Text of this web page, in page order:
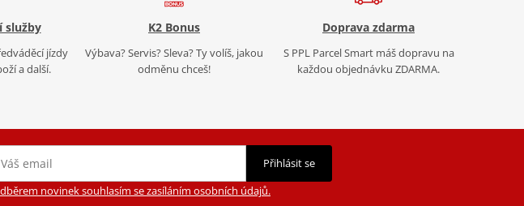
služby
jízdy
a další.
K2 Bonus
Výbava? Servis? Sleva? Ty volíš, jakou
odměnu chceš!
Doprava zdarma
S PPL Parcel Smart máš dopravu na
každou objednávku ZDARMA.
Přihlásit se
novinek souhlasím se zasíláním osobních údajů.